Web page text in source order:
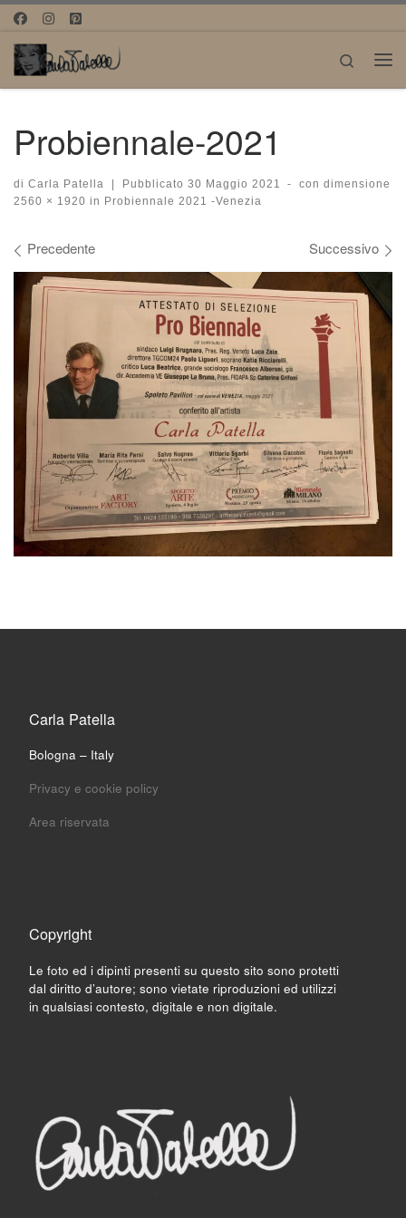
Passa al contenuto
Search
Probiennale-2021
di Carla Patella Pubblicato 30 Maggio 2021 -
con dimensione
2560 × 1920 in Probiennale 2021 -Venezia
Navigazione immagini
Precedente Successivo
Carla Patella
Bologna – Italy
Privacy e cookie policy
Area riservata
Copyright
Le foto ed i dipinti presenti su questo sito sono protetti
dal diritto d’autore; sono vietate riproduzioni ed utilizzi
in qualsiasi contesto, digitale e non digitale.